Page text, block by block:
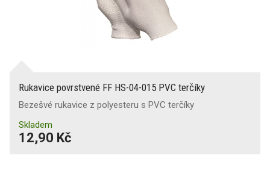
Rukavice povrstvené FF HS-04-015 PVC terčíky
Bezešvé rukavice z polyesteru s PVC terčíky
Skladem
12,90 Kč